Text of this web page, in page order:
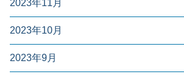
2023年11月
2023年10月
2023年9月